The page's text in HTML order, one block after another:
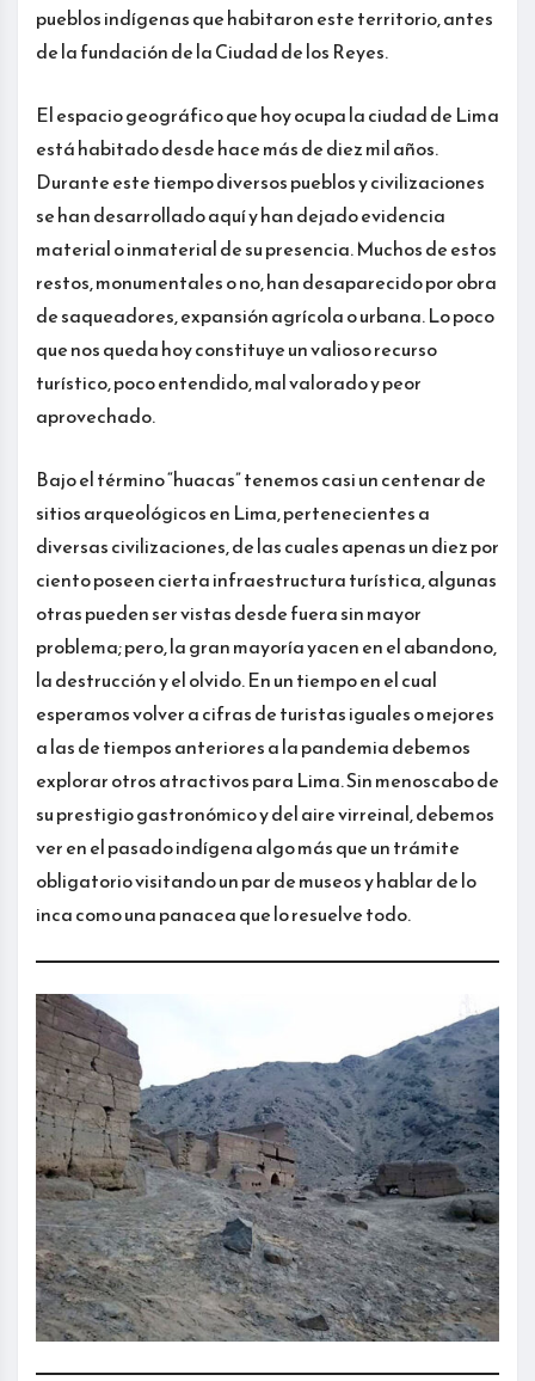
pueblos indígenas que habitaron este territorio, antes
de la fundación de la Ciudad de los Reyes.
El espacio geográfico que hoy ocupa la ciudad de Lima
está habitado desde hace más de diez mil años.
Durante este tiempo diversos pueblos y civilizaciones
se han desarrollado aquí y han dejado evidencia
material o inmaterial de su presencia. Muchos de estos
restos, monumentales o no, han desaparecido por obra
de saqueadores, expansión agrícola o urbana. Lo poco
que nos queda hoy constituye un valioso recurso
turístico, poco entendido, mal valorado y peor
aprovechado.
Bajo el término “huacas” tenemos casi un centenar de
sitios arqueológicos en Lima, pertenecientes a
diversas civilizaciones, de las cuales apenas un diez por
ciento poseen cierta infraestructura turística, algunas
otras pueden ser vistas desde fuera sin mayor
problema; pero, la gran mayoría yacen en el abandono,
la destrucción y el olvido. En un tiempo en el cual
esperamos volver a cifras de turistas iguales o mejores
a las de tiempos anteriores a la pandemia debemos
explorar otros atractivos para Lima. Sin menoscabo de
su prestigio gastronómico y del aire virreinal, debemos
ver en el pasado indígena algo más que un trámite
obligatorio visitando un par de museos y hablar de lo
inca como una panacea que lo resuelve todo.